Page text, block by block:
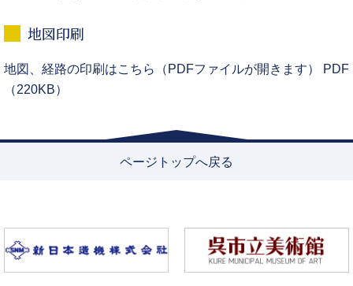
地図印刷
地図、経路の印刷はこちら（PDFファイルが開きます） PDF
（220KB）
ページトップへ戻る